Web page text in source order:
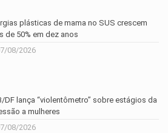
plásticas de mama no SUS crescem
de 50% em dez anos
08/2026
DF lança “violentômetro” sobre estágios da
a mulheres
08/2026